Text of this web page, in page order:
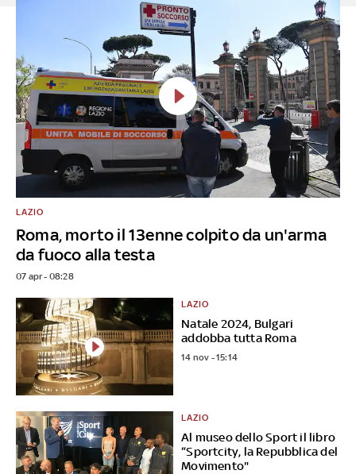
Roma, morto il 13enne colpito da un'arma
da fuoco alla testa
LAZIO
07 apr - 08:28
Natale 2024, Bulgari
addobba tutta Roma
LAZIO
14 nov - 15:14
Al museo dello Sport il libro
“Sportcity, la Repubblica del
Movimento"
LAZIO